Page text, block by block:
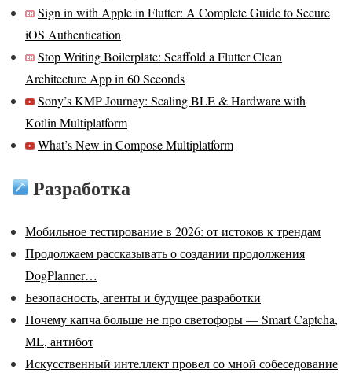
Sign in with Apple in Flutter: A Complete Guide to Secure
iOS Authentication
Stop Writing Boilerplate: Scaffold a Flutter Clean
Architecture App in 60 Seconds
Sony’s KMP Journey: Scaling BLE & Hardware with
Kotlin Multiplatform
What’s New in Compose Multiplatform
Разработка
Мобильное тестирование в 2026: от истоков к трендам
Продолжаем рассказывать о создании продолжения
DogPlanner…
Безопасность, агенты и будущее разработки
Почему капча больше не про светофоры — Smart Captcha,
ML, антибот
Искусственный интеллект провел со мной собеседование